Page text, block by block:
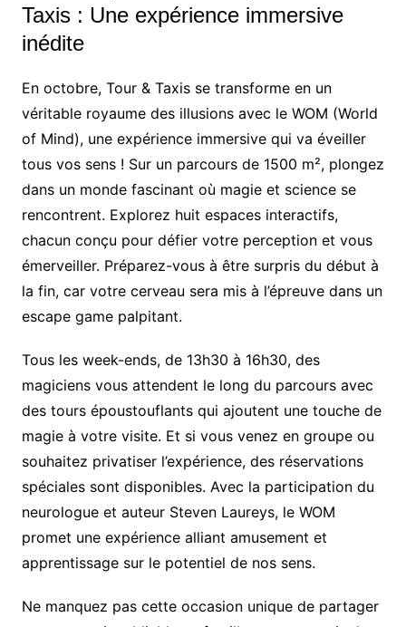
Taxis : Une expérience immersive
inédite
En octobre, Tour & Taxis se transforme en un
véritable royaume des illusions avec le WOM (World
of Mind), une expérience immersive qui va éveiller
tous vos sens ! Sur un parcours de 1500 m², plongez
dans un monde fascinant où magie et science se
rencontrent. Explorez huit espaces interactifs,
chacun conçu pour défier votre perception et vous
émerveiller. Préparez-vous à être surpris du début à
la fin, car votre cerveau sera mis à l’épreuve dans un
escape game palpitant.
Tous les week-ends, de 13h30 à 16h30, des
magiciens vous attendent le long du parcours avec
des tours époustouflants qui ajoutent une touche de
magie à votre visite. Et si vous venez en groupe ou
souhaitez privatiser l’expérience, des réservations
spéciales sont disponibles. Avec la participation du
neurologue et auteur Steven Laureys, le WOM
promet une expérience alliant amusement et
apprentissage sur le potentiel de nos sens.
Ne manquez pas cette occasion unique de partager